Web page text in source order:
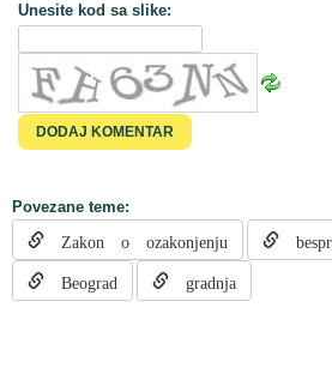
Unesite kod sa slike:
Povezane teme:
Zakon o ozakonjenju
Beograd gradnja